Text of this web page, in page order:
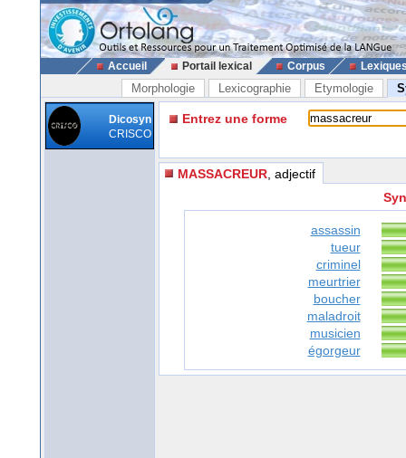
Accueil Portail lexical Corpus
Morphologie Lexicographie Etymologie
Dicosyn
CRISCO
Entrez une forme
MASSACREUR , adjectif
assassin
tueur
criminel
meurtrier
boucher
maladroit
musicien
égorgeur